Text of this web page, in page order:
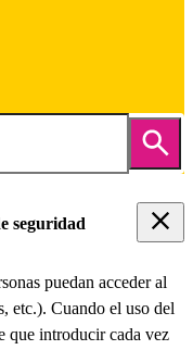
seguridad
puedan acceder al
etc.). Cuando el uso del
que introducir cada vez